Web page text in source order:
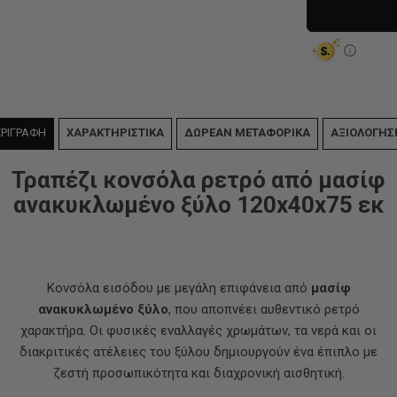
ΧΑΡΑΚΤΗΡΙΣΤΙΚΑ ΔΩΡΕΑΝ ΜΕΤΑΦΟΡΙΚΑ
Τραπέζι κονσόλα ρετρό από μασίφ
ανακυκλωμένο ξύλο 120x40x75 εκ
Κονσόλα εισόδου με μεγάλη επιφάνεια από μασίφ
ανακυκλωμένο ξύλο, που αποπνέει αυθεντικό ρετρό
χαρακτήρα. Οι φυσικές εναλλαγές χρωμάτων, τα νερά και οι
διακριτικές ατέλειες του ξύλου δημιουργούν ένα έπιπλο με
ζεστή προσωπικότητα και διαχρονική αισθητική.